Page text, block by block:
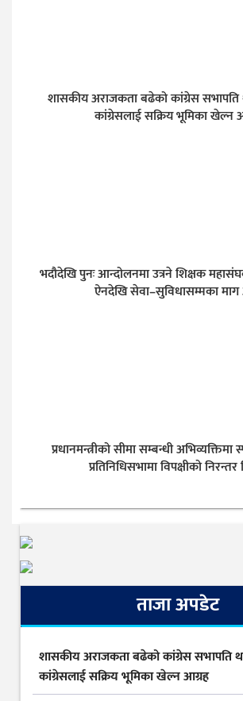
शासकीय अराजकता बढेको कांग्रेस सभापति
कांग्रेसलाई सक्रिय भूमिका खेल्न
भदौदेखि पुनः आन्दोलनमा उत्रने शिक्षक
ऐनदेखि सेवा–सुविधासम्मका
प्रधानमन्त्रीको सीमा सम्बन्धी अभिव्यक्तिमा
प्रतिनिधिसभामा विपक्षीको निरन्तर
ताजा अपडेट
शासकीय अराजकता बढेको कांग्रेस सभापति
कांग्रेसलाई सक्रिय भूमिका खेल्न आग्रह